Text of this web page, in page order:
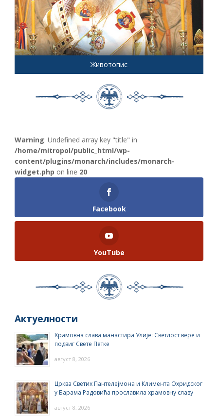
Животопис
Warning: Undefined array key "title" in
/home/mitropol/public_html/wp-
content/plugins/monarch/includes/monarch-
widget.php on line 20
Facebook
YouTube
Актуелности
Храмовна слава манастира Улије: Светлост вере и
подвиг Свете Петке
август 8, 2026
Црква Светих Пантелејмона и Климента Охридског
у Барама Радовића прославила храмовну славу
август 8, 2026